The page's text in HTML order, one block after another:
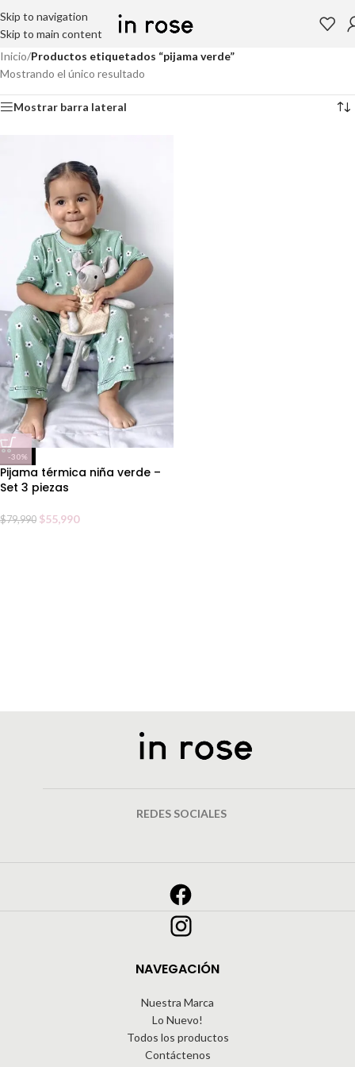
Skip to navigation
Skip to main content
Inicio/Productos etiquetados “pijama verde”
Mostrando el único resultado
Mostrar barra lateral
-30%
Pijama térmica niña verde –
Set 3 piezas
$79,990 $55,990
REDES SOCIALES
NAVEGACIÓN
Nuestra Marca
Lo Nuevo!
Todos los productos
Contáctenos